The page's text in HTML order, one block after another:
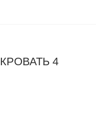
КРОВАТЬ 4